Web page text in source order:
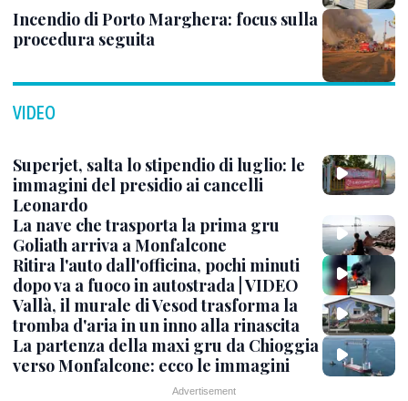
Incendio di Porto Marghera: focus sulla
procedura seguita
VIDEO
Superjet, salta lo stipendio di luglio: le
immagini del presidio ai cancelli
Leonardo
La nave che trasporta la prima gru
Goliath arriva a Monfalcone
Ritira l'auto dall'officina, pochi minuti
dopo va a fuoco in autostrada | VIDEO
Vallà, il murale di Vesod trasforma la
tromba d'aria in un inno alla rinascita
La partenza della maxi gru da Chioggia
verso Monfalcone: ecco le immagini